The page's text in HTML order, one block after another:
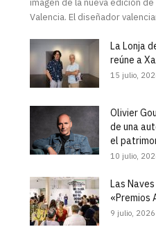
Valencia. El diseñador
La Lonja
reúne a
15 julio,
Olivier
de una
el
10 julio,
Las
«Premios
9 julio, 2026